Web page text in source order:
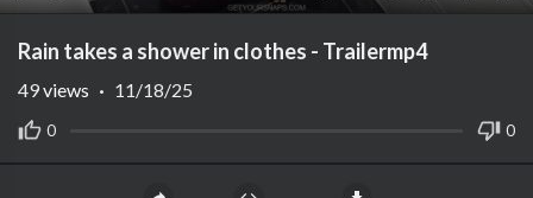
Play Mute
Rain takes a shower in clothes - Trailermp4
0 0
49views · 11/18/25